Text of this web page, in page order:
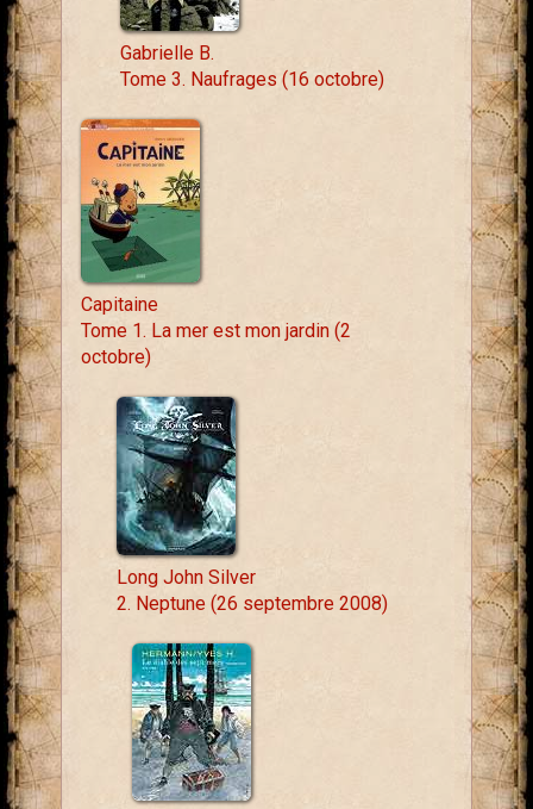
Gabrielle B.
Tome 3. Naufrages (16 octobre)
Capitaine
Tome 1. La mer est mon jardin (2
octobre)
Long John Silver
2. Neptune (26 septembre 2008)